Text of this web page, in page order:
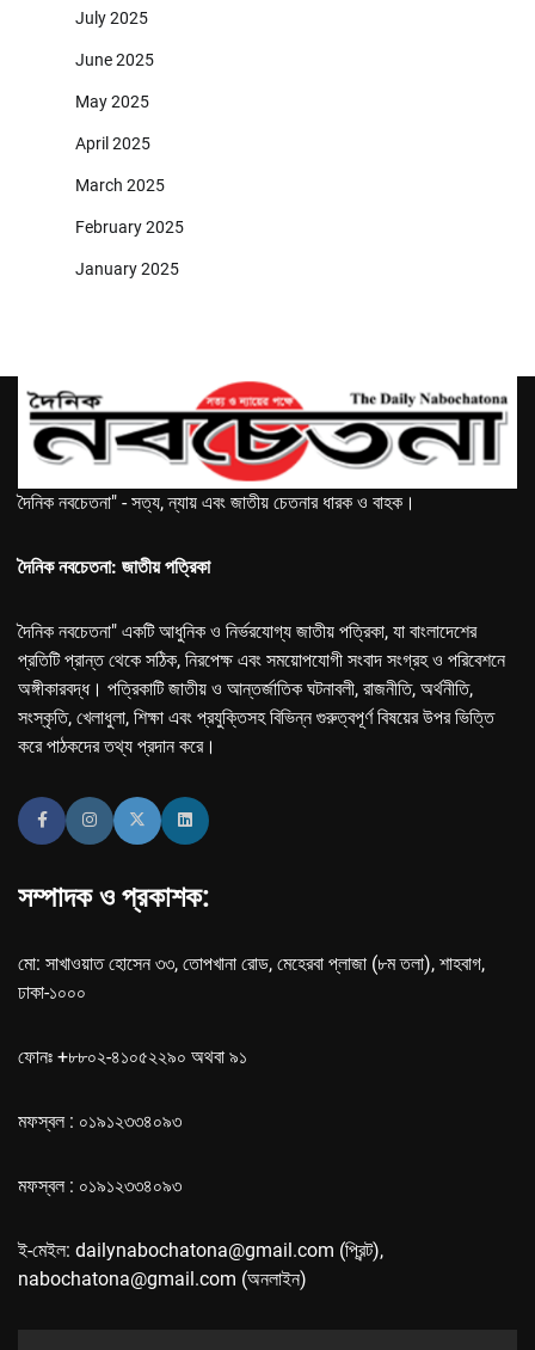
July 2025
June 2025
May 2025
April 2025
March 2025
February 2025
January 2025
দৈনিক নবচেতনা" - সত্য, ন্যায় এবং জাতীয় চেতনার ধারক ও বাহক।
দৈনিক নবচেতনা: জাতীয় পত্রিকা
দৈনিক নবচেতনা" একটি আধুনিক ও নির্ভরযোগ্য জাতীয় পত্রিকা, যা বাংলাদেশের
প্রতিটি প্রান্ত থেকে সঠিক, নিরপেক্ষ এবং সময়োপযোগী সংবাদ সংগ্রহ ও পরিবেশনে
অঙ্গীকারবদ্ধ। পত্রিকাটি জাতীয় ও আন্তর্জাতিক ঘটনাবলী, রাজনীতি, অর্থনীতি,
সংস্কৃতি, খেলাধুলা, শিক্ষা এবং প্রযুক্তিসহ বিভিন্ন গুরুত্বপূর্ণ বিষয়ের উপর ভিত্তি
করে পাঠকদের তথ্য প্রদান করে।
সম্পাদক ও প্রকাশক:
মো: সাখাওয়াত হোসেন ৩৩, তোপখানা রোড, মেহেরবা প্লাজা (৮ম তলা), শাহবাগ,
ঢাকা-১০০০
ফোনঃ +৮৮০২-৪১০৫২২৯০ অথবা ৯১
মফস্বল : ০১৯১২৩৩৪০৯৩
মফস্বল : ০১৯১২৩৩৪০৯৩
ই-মেইল: dailynabochatona@gmail.com (প্রিন্ট),
nabochatona@gmail.com (অনলাইন)